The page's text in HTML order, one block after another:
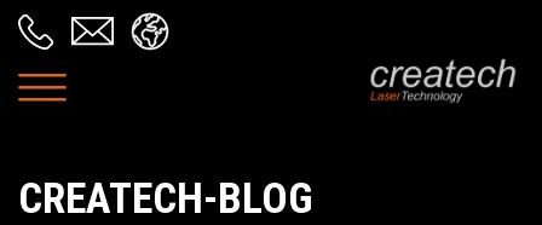
CREATECH-BLOG